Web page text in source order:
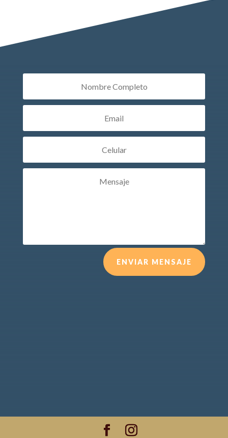
ENVIAR MENSAJE